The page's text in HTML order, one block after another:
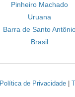
Pinheiro Machado
Uruana
Barra de Santo
Brasil
Política de Privacidade|